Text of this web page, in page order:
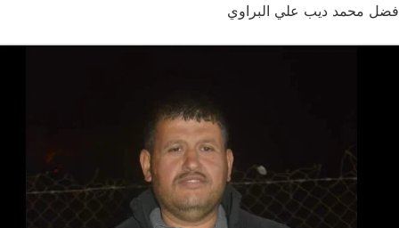
فضل محمد ديب علي البراوي